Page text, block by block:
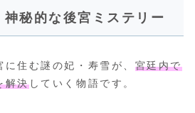
神秘的な後宮ミステリー
に住む謎の妃・寿雪が、 宮廷内で
解決していく物語です。